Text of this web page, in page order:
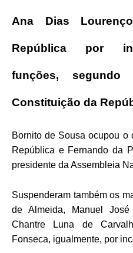
Ana Dias
República por
funções,
Constituição da
Bornito de Sousa ocupou o
República e Fernando da
presidente da Assembleia
Suspenderam também os
de Almeida, Manuel
Chantre Luna de
Fonseca, igualmente, por